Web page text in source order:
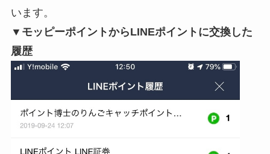
います。
▼モッピーポイントからLINEポイントに交換した
履歴